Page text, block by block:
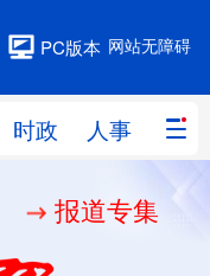
网站无障碍
PC版本
时政 人事 国际
人事
报道专集